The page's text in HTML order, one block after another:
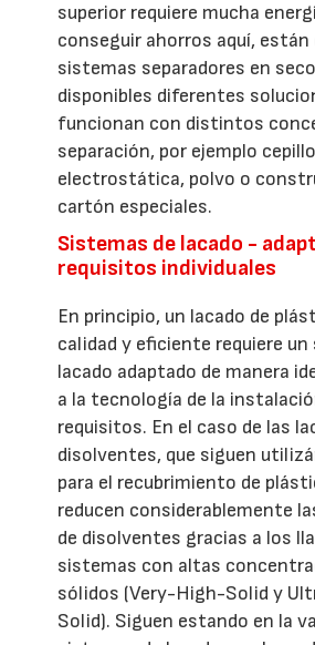
superior requiere mucha
conseguir ahorros aquí, están
sistemas separadores en
disponibles diferentes
funcionan con distintos
separación, por ejemplo
electrostática, polvo o
cartón especiales.
Sistemas de lacado -
requisitos individuales
En principio, un lacado de
calidad y eficiente requiere
lacado adaptado de manera
a la tecnología de la
requisitos. En el caso de las
disolventes, que siguen
para el recubrimiento de
reducen considerablemente
de disolventes gracias a los
sistemas con altas
sólidos (Very-High-Solid y
Solid). Siguen estando en la